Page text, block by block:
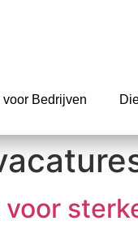
voor Bedrijven
voor